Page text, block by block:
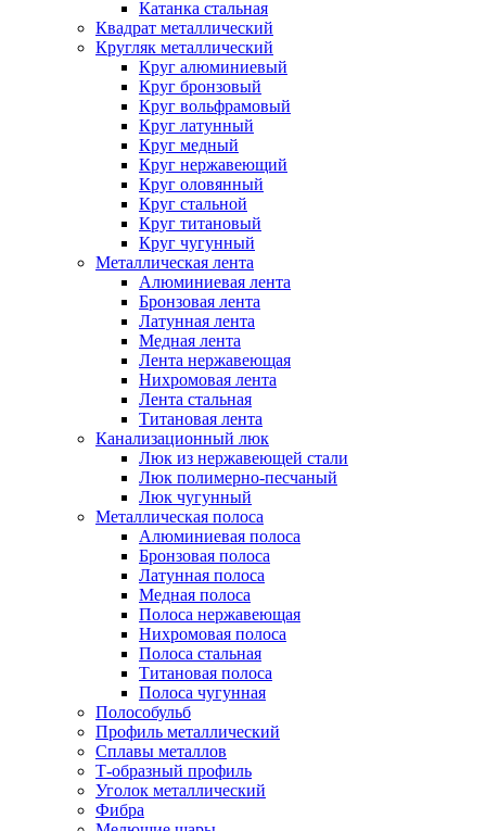
Катанка стальная
Квадрат металлический
Кругляк металлический
Круг алюминиевый
Круг бронзовый
Круг вольфрамовый
Круг латунный
Круг медный
Круг нержавеющий
Круг оловянный
Круг стальной
Круг титановый
Круг чугунный
Металлическая лента
Алюминиевая лента
Бронзовая лента
Латунная лента
Медная лента
Лента нержавеющая
Нихромовая лента
Лента стальная
Титановая лента
Канализационный люк
Люк из нержавеющей стали
Люк полимерно-песчаный
Люк чугунный
Металлическая полоса
Алюминиевая полоса
Бронзовая полоса
Латунная полоса
Медная полоса
Полоса нержавеющая
Нихромовая полоса
Полоса стальная
Титановая полоса
Полоса чугунная
Полособульб
Профиль металлический
Сплавы металлов
Т-образный профиль
Уголок металлический
Фибра